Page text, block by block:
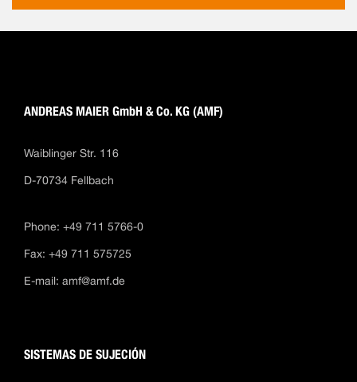
COMO
ANDREAS MAIER GmbH & Co. KG (AMF)
Waiblinger Str. 116
D-70734 Fellbach
Phone: +49 711 5766-0
Fax: +49 711 575725
E-mail: amf@amf.de
SISTEMAS DE SUJECIÓN